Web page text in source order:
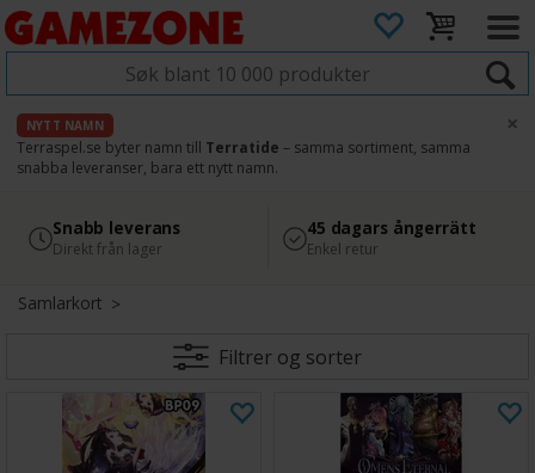
NYTT NAMN
Terraspel.se byter namn till Terratide – samma sortiment, samma
snabba leveranser, bara ett nytt namn.
×
4.8
Läs omdömen på Google
Säker betalning
med Svea
Snabb leverans
Direkt från lager
45 dagars ångerrätt
Enkel retur
Samlarkort
Filtrer og sorter